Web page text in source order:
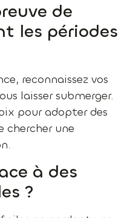
de
les périodes
reconnaissez vos
laisser submerger.
pour adopter des
chercher une
à des
?